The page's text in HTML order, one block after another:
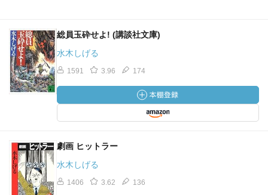
総員玉砕せよ! (講談社文庫)
水木しげる
1591 3.96 174
劇画 ヒットラー
水木しげる
1406 3.62 136